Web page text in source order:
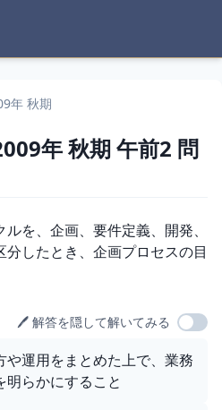
年 秋期
年 秋期午前2 問
を、企画、要件定義、開発、
したとき、企画プロセスの目
🖊️ 解答を隠して解いてみる
や運用をまとめた上で、業務
らかにすること